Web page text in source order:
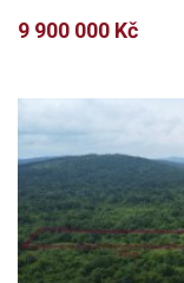
9 900 000 Kč